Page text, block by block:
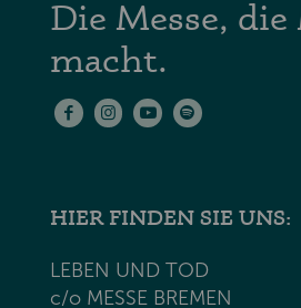
Die Messe,
macht.
HIER FINDEN SIE UNS:
LEBEN UND TOD
c/o MESSE BREMEN